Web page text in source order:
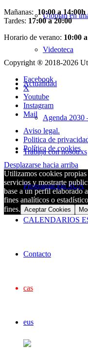
Utopian en
Videoteca
Actualidad
Agenda 2030
Trabaja con nosotrxs
Programación SUA
CALENDARIOS
Contacto
cas
eus
Mañanas: 10:00 a 14:00h
Tardes: 17:00 a 20:00
Horario de verano: 10:00
Copyright ® 2018-2026
Facebook
X
Youtube
Instagram
Mail
Aviso legal.
Politica de
Política de cookies
Desplazarse hacia arriba
Utilizamos cookies propias
servicios y mostrarte
base a un perfil elaborado
fines analíticos o
fines. Aceptar Cookies